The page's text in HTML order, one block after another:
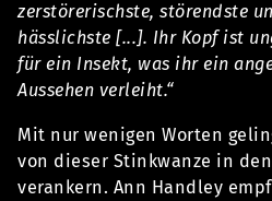
zerstörerischste, störendste
hässlichste [...]. Ihr Kopf ist
für ein Insekt, was ihr ein
Aussehen verleiht.“
Mit nur wenigen Worten
von dieser Stinkwanze in
verankern. Ann Handley